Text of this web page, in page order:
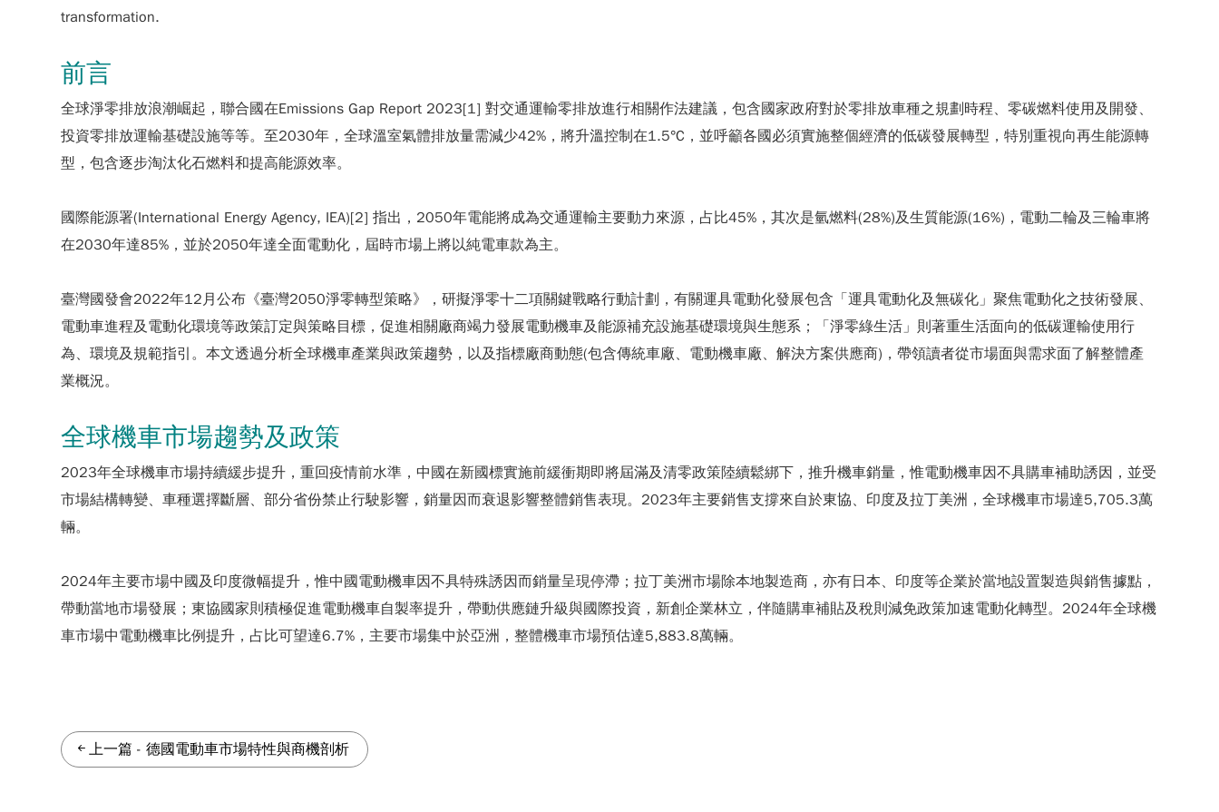
transformation.
前言
全球淨零排放浪潮崛起，聯合國在Emissions Gap Report 2023[1] 對交通運輸零排放進行相關作法建議，包含國家政府對於零排放車種之規劃時程、零碳燃料使用及開發、
投資零排放運輸基礎設施等等。至2030年，全球溫室氣體排放量需減少42%，將升溫控制在1.5°C，並呼籲各國必須實施整個經濟的低碳發展轉型，特別重視向再生能源轉
型，包含逐步淘汰化石燃料和提高能源效率。
國際能源署(International Energy Agency, IEA)[2] 指出，2050年電能將成為交通運輸主要動力來源，占比45%，其次是氫燃料(28%)及生質能源(16%)，電動二輪及三輪車將
在2030年達85%，並於2050年達全面電動化，屆時市場上將以純電車款為主。
臺灣國發會2022年12月公布《臺灣2050淨零轉型策略》，研擬淨零十二項關鍵戰略行動計劃，有關運具電動化發展包含「運具電動化及無碳化」聚焦電動化之技術發展、
電動車進程及電動化環境等政策訂定與策略目標，促進相關廠商竭力發展電動機車及能源補充設施基礎環境與生態系；「淨零綠生活」則著重生活面向的低碳運輸使用行
為、環境及規範指引。本文透過分析全球機車產業與政策趨勢，以及指標廠商動態(包含傳統車廠、電動機車廠、解決方案供應商)，帶領讀者從市場面與需求面了解整體產
業概況。
全球機車市場趨勢及政策
2023年全球機車市場持續緩步提升，重回疫情前水準，中國在新國標實施前緩衝期即將屆滿及清零政策陸續鬆綁下，推升機車銷量，惟電動機車因不具購車補助誘因，並受
市場結構轉變、車種選擇斷層、部分省份禁止行駛影響，銷量因而衰退影響整體銷售表現。2023年主要銷售支撐來自於東協、印度及拉丁美洲，全球機車市場達5,705.3萬
輛。
2024年主要市場中國及印度微幅提升，惟中國電動機車因不具特殊誘因而銷量呈現停滯；拉丁美洲市場除本地製造商，亦有日本、印度等企業於當地設置製造與銷售據點，
帶動當地市場發展；東協國家則積極促進電動機車自製率提升，帶動供應鏈升級與國際投資，新創企業林立，伴隨購車補貼及稅則減免政策加速電動化轉型。2024年全球機
車市場中電動機車比例提升，占比可望達6.7%，主要市場集中於亞洲，整體機車市場預估達5,883.8萬輛。
上一篇 -德國電動車市場特性與商機剖析